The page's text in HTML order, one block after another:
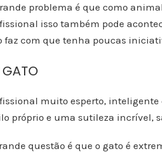
problema é que como
isso também pode
faz com que tenha poucas
muito esperto, inteligente
próprio e uma sutileza incrível,
questão é que o gato é